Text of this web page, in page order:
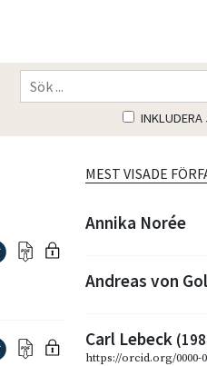
INKLUDERA
MEST VISADE
Annika Norée
Andreas von
Carl Lebeck
https://orcid.org/0000-